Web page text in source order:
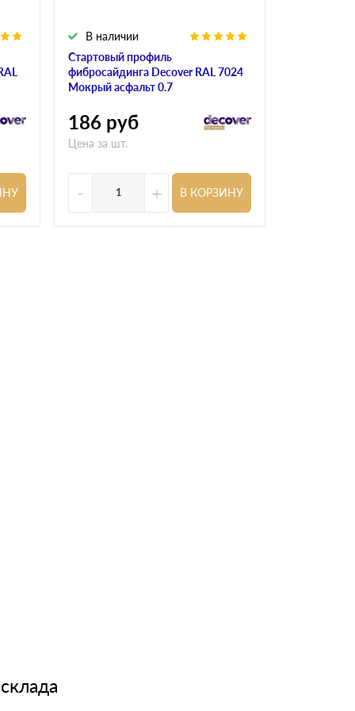
Стартовый профиль
фибросайдинга Decover RAL 7024
Мокрый асфальт 0.7
В наличии
186 руб
Цена за шт.
- + В КОРЗИНУ